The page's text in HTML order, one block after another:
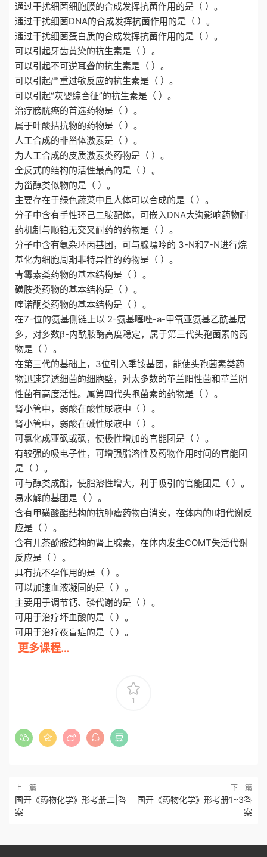
通过干扰细菌细胞膜的合成发挥抗菌作用的是（ ）。
通过干扰细菌DNA的合成发挥抗菌作用的是（ ）。
通过干扰细菌蛋白质的合成发挥抗菌作用的是（ ）。
可以引起牙齿黄染的抗生素是（ ）。
可以引起不可逆耳聋的抗生素是（ ）。
可以引起严重过敏反应的抗生素是（ ）。
可以引起“灰婴综合征”的抗生素是（ ）。
治疗膀胱癌的首选药物是（ ）。
属于叶酸拮抗物的药物是（ ）。
人工合成的非甾体激素是（ ）。
为人工合成的皮质激素类药物是（ ）。
全反式的结构的活性最高的是（ ）。
为甾醇类似物的是（ ）。
主要存在于绿色蔬菜中且人体可以合成的是（ ）。
分子中含有手性环己二胺配体，可嵌入DNA大沟影响药物耐
药机制与顺铂无交叉耐药的药物是（ ）。
分子中含有氨杂环丙基团，可与腺嘌呤的 3-N和7-N进行烷
基化为细胞周期非特异性的药物是（ ）。
青霉素类药物的基本结构是（ ）。
磺胺类药物的基本结构是（ ）。
喹诺酮类药物的基本结构是（ ）。
在7-位的氨基侧链上以 2-氨基噻唑-a-甲氧亚氨基乙酰基居
多，对多数β-内酰胺酶高度稳定，属于第三代头孢菌素的药
物是（ ）。
在第三代的基础上，3位引入季铵基团，能使头孢菌素类药
物迅速穿透细菌的细胞壁，对太多数的革兰阳性菌和革兰阴
性菌有高度活性。属第四代头孢菌素的药物是（ ）。
肾小管中，弱酸在酸性尿液中（ ）。
肾小管中，弱酸在碱性尿液中（ ）。
可氯化成亚砜或砜，使极性增加的官能团是（ ）。
有较强的吸电子性，可增强脂溶性及药物作用时间的官能团
是（ ）。
可与醇类成酯，使脂溶性增大，利于吸引的官能团是（ ）。
易水解的基团是（ ）。
含有甲磺酸酯结构的抗肿瘤药物白消安，在体内的Ⅱ相代谢反
应是（ ）。
含有儿茶酚胺结构的肾上腺素，在体内发生COMT失活代谢
反应是（ ）。
具有抗不孕作用的是（ ）。
可以加速血液凝固的是（ ）。
主要用于调节钙、磷代谢的是（ ）。
可用于治疗坏血酸的是（ ）。
可用于治疗夜盲症的是（ ）。
更多课程…
1
上一篇
国开《药物化学》形考册二|答
案
下一篇
国开《药物化学》形考册1~3答
案